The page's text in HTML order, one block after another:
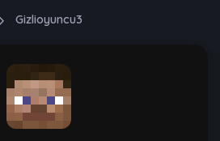
Gizlioyuncu3